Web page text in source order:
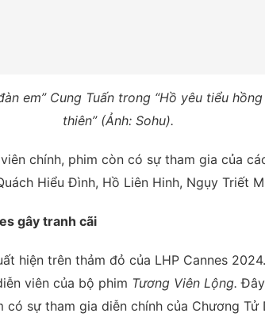
em” Cung Tuấn trong “Hồ yêu tiểu
thiên” (Ảnh: Sohu).
chính, phim còn có sự tham gia của
Hiểu Đình, Hồ Liên Hinh, Ngụy Triết
gây tranh cãi
hiện trên thảm đỏ của LHP Cannes
viên của bộ phim Tương Viên Lộng.
có sự tham gia diễn chính của Chương Tử